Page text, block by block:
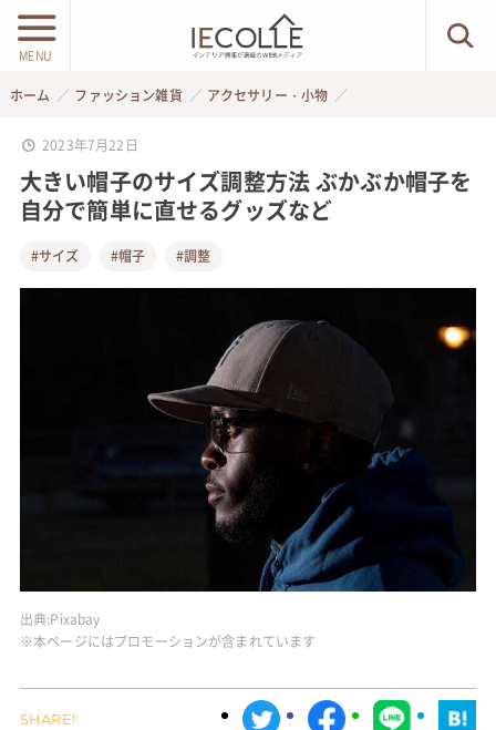
MENU
ホーム ファッション雑貨 アクセサリー・小物
2023年7月22日
大きい帽子のサイズ調整方法 ぶかぶか帽子を
自分で簡単に直せるグッズなど
#サイズ #帽子 #調整
出典:Pixabay
※本ページにはプロモーションが含まれています